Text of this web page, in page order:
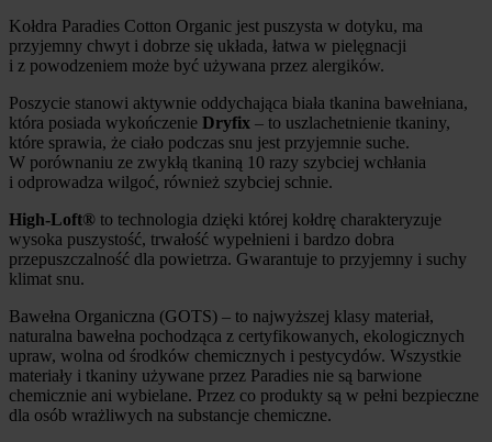
Kołdra Paradies Cotton Organic jest puszysta w dotyku, ma
przyjemny chwyt i dobrze się układa, łatwa w pielęgnacji
i z powodzeniem może być używana przez alergików.
Poszycie stanowi aktywnie oddychająca biała tkanina bawełniana,
która posiada wykończenie Dryfix – to uszlachetnienie tkaniny,
które sprawia, że ciało podczas snu jest przyjemnie suche.
W porównaniu ze zwykłą tkaniną 10 razy szybciej wchłania
i odprowadza wilgoć, również szybciej schnie.
High-Loft® to technologia dzięki której kołdrę charakteryzuje
wysoka puszystość, trwałość wypełnieni i bardzo dobra
przepuszczalność dla powietrza. Gwarantuje to przyjemny i suchy
klimat snu.
Bawełna Organiczna (GOTS) – to najwyższej klasy materiał,
naturalna bawełna pochodząca z certyfikowanych, ekologicznych
upraw, wolna od środków chemicznych i pestycydów. Wszystkie
materiały i tkaniny używane przez Paradies nie są barwione
chemicznie ani wybielane. Przez co produkty są w pełni bezpieczne
dla osób wrażliwych na substancje chemiczne.